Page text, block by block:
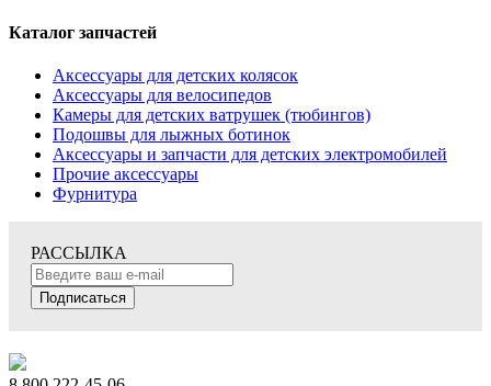
Каталог запчастей
Аксессуары для детских колясок
Аксессуары для велосипедов
Камеры для детских ватрушек (тюбингов)
Подошвы для лыжных ботинок
Аксессуары и запчасти для детских электромобилей
Прочие аксессуары
Фурнитура
РАССЫЛКА
Подписаться